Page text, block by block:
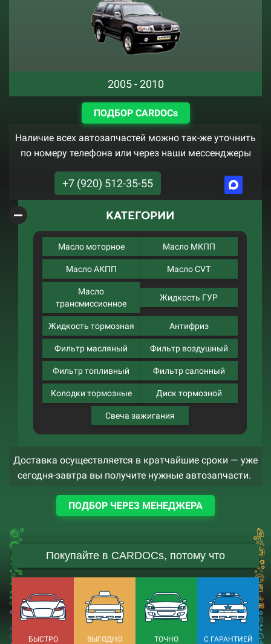
2005 - 2010
ПОДБОР CARDOCs
Наличие всех автозапчастей можно так-же уточнить
по номеру телефона или через наши мессенджеры
+7 (920) 512-35-55
КАТЕГОРИИ
Масло моторное Масло МКПП
Масло АКПП Масло CVT
Масло
трансмиссионное
Жидкость ГУР
Жидкость тормозная Антифриз
Фильтр масляный Фильтр воздушный
Фильтр топливный Фильтр салонный
Колодки тормозные Диск тормозной
Свеча зажигания
Доставка осуществляется в кратчайшие сроки — уже
сегодня-завтра вы получите нужные автозапчасти.
ПОДБОР ЧЕРЕЗ МЕНЕДЖЕРА
Покупайте в CARDOCs, потому что
БЫСТРО ВЫГОДНО ТОЧНО С ГАРАНТИЕЙ